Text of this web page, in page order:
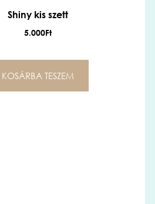
Shiny kis szett
5.000Ft
KOSÁRBA TESZEM